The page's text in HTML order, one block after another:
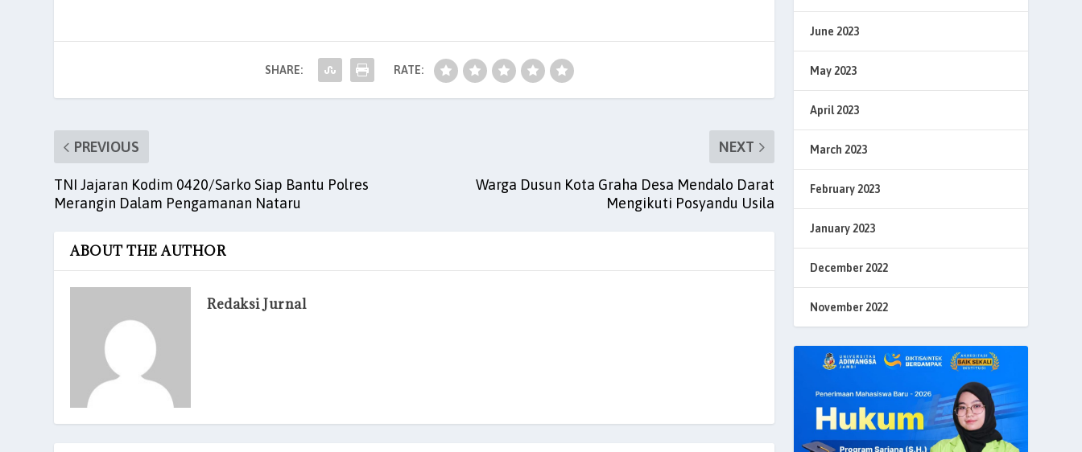
b
A dI
n
t
SHARE: RATE:
PREVIOUS
TNI Jajaran Kodim 0420/Sarko Siap Bantu Polres
Merangin Dalam Pengamanan Nataru
NEXT
Warga Dusun Kota Graha Desa Mendalo Darat
Mengikuti Posyandu Usila
ABOUT THE AUTHOR
Redaksi Jurnal
June 2023
May 2023
April 2023
March 2023
February 2023
January 2023
December 2022
November 2022